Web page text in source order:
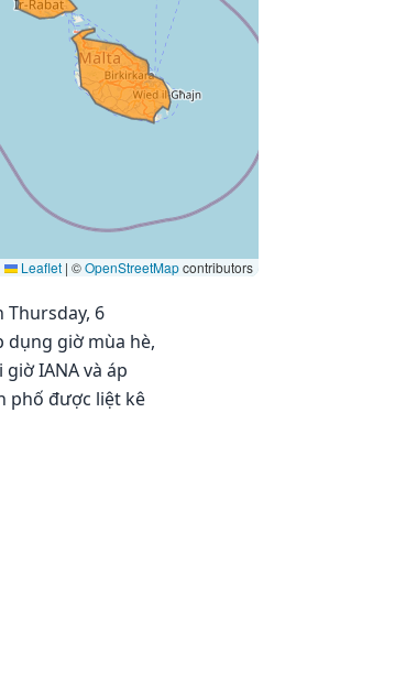
Leaflet | ©OpenStreetMapcontributors
Thursday, 6
dụng giờ mùa hè,
IANA và áp
phố được liệt kê